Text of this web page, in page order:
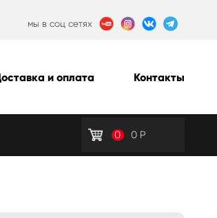
мы в соц сетях
и оплата Контакты
0 0 Р